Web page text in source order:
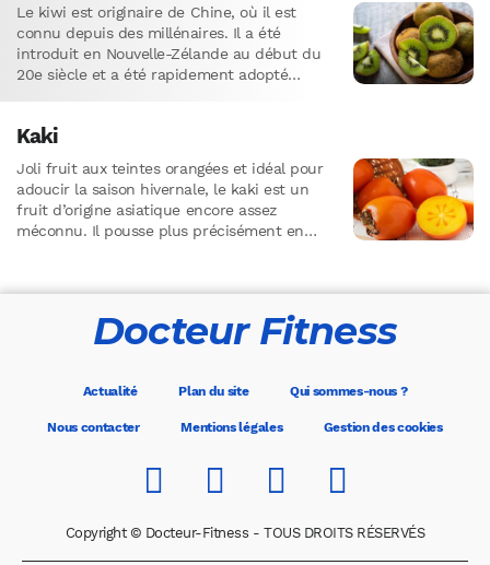
Le kiwi est originaire de Chine, où il est
connu depuis des millénaires. Il a été
introduit en Nouvelle-Zélande au début du
20e siècle et a été rapidement adopté
Kaki
Joli fruit aux teintes orangées et idéal pour
adoucir la saison hivernale, le kaki est un
fruit d’origine asiatique encore assez
méconnu. Il pousse plus précisément en
Docteur Fitness
Actualité Plan du site Qui sommes-nous ?
Nous contacter Mentions légales Gestion des cookies
Copyright © Docteur-Fitness - TOUS DROITS RÉSERVÉS